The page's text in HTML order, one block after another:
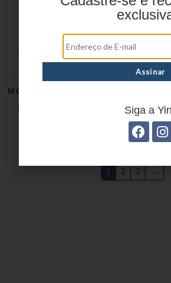
MOCHILA INFANTIL BEBÊ
POLIÉSTER YS42308
1 2 3 →
Siga a